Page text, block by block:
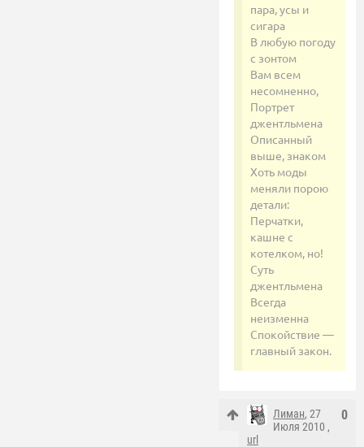
пара, усы и
сигара
В любую погоду
с зонтом
Вам всем
несомненно,
Портрет
джентльмена
Описанный
выше, знаком
Хоть моды
меняли порою
детали:
Перчатки,
кашне с
котелком, но!
Суть
джентльмена
Всегда
неизменна
Спокойствие —
главный закон.
0
Лиман, 27
Июля 2010 ,
url